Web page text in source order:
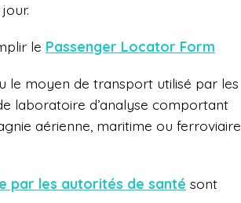
le Passenger Locator Form
le moyen de transport utilisé par les
laboratoire d’analyse comportant
aérienne, maritime ou ferroviaire
par les autorités de santé sont